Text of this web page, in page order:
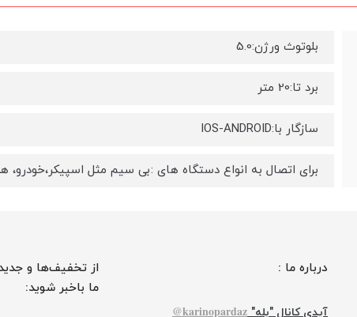
بلوتوث ورژن:5.0
برد تا:20 متر
سازگار با:IOS-ANDROID
برای اتصال به انواع دستگاه های :بی سیم مثل
درباره ما :
آیدی کانال "بله" karinopardaz@
از تخفیف‌ها و
ما باخبر شوید: